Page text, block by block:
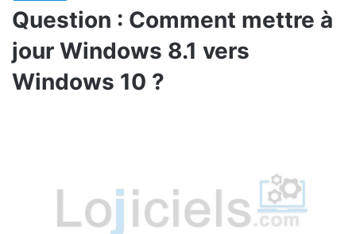
Question : Comment mettre à
jour Windows 8.1 vers
Windows 10 ?